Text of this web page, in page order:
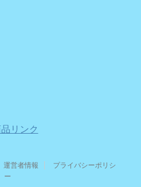
運営者情報
プライバシーポリシ
ー